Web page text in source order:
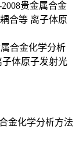
贵金属合金
合等 离子体原
属合金化学分析
体原子发射光
金化学分析方法